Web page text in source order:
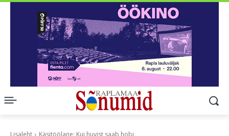
Lisaleht Käsitöölane: Kui huvist saab hobi